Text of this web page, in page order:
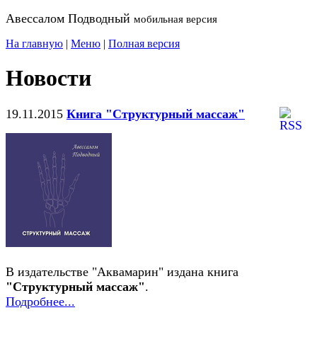
Авессалом Подводный мобильная версия
На главную | Меню | Полная версия
Новости
19.11.2015 Книга "Структурный массаж"
В издательстве "Аквамарин" издана книга
"Структурный массаж".
Подробнее...